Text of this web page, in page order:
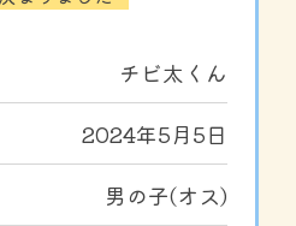
チビ太くん
2024年5月5日
男の子(オス)